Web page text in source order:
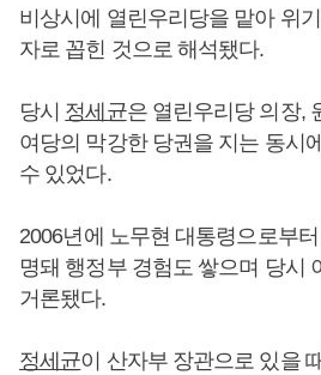
비상시에 열린우리당을 맡아 위
자로 꼽힌 것으로 해석됐다.
당시 정세균은 열린우리당 의장,
여당의 막강한 당권을 지는 동시
수 있었다.
2006년에 노무현 대통령으로부
명돼 행정부 경험도 쌓으며 당시
거론됐다.
정세균이 산자부 장관으로 있을